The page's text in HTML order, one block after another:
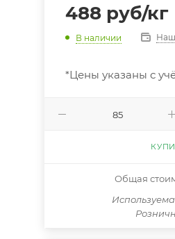
488 руб/кг
В наличии
*Цены указаны с
Общая